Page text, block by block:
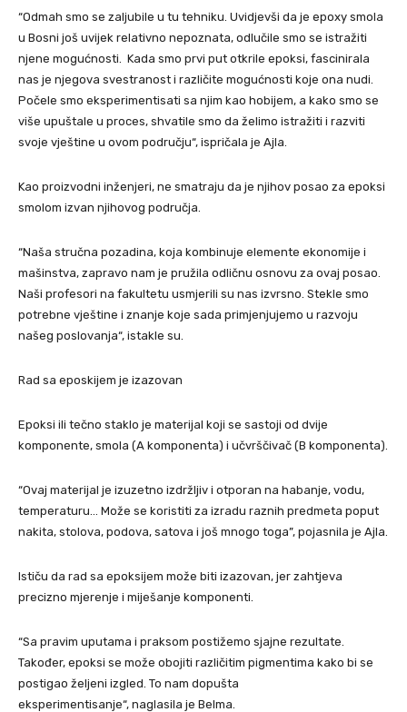
“Odmah smo se zaljubile u tu tehniku. Uvidjevši da je epoxy smola
u Bosni još uvijek relativno nepoznata, odlučile smo se istražiti
njene mogućnosti. Kada smo prvi put otkrile epoksi, fascinirala
nas je njegova svestranost i različite mogućnosti koje ona nudi.
Počele smo eksperimentisati sa njim kao hobijem, a kako smo se
više upuštale u proces, shvatile smo da želimo istražiti i razviti
svoje vještine u ovom području“, ispričala je Ajla.
Kao proizvodni inženjeri, ne smatraju da je njihov posao za epoksi
smolom izvan njihovog područja.
“Naša stručna pozadina, koja kombinuje elemente ekonomije i
mašinstva, zapravo nam je pružila odličnu osnovu za ovaj posao.
Naši profesori na fakultetu usmjerili su nas izvrsno. Stekle smo
potrebne vještine i znanje koje sada primjenjujemo u razvoju
našeg poslovanja“, istakle su.
Rad sa eposkijem je izazovan
Epoksi ili tečno staklo je materijal koji se sastoji od dvije
komponente, smola (A komponenta) i učvrščivač (B komponenta).
“Ovaj materijal je izuzetno izdržljiv i otporan na habanje, vodu,
temperaturu… Može se koristiti za izradu raznih predmeta poput
nakita, stolova, podova, satova i još mnogo toga”, pojasnila je Ajla.
Ističu da rad sa epoksijem može biti izazovan, jer zahtjeva
precizno mjerenje i miješanje komponenti.
“Sa pravim uputama i praksom postižemo sjajne rezultate.
Također, epoksi se može obojiti različitim pigmentima kako bi se
postigao željeni izgled. To nam dopušta
eksperimentisanje“, naglasila je Belma.